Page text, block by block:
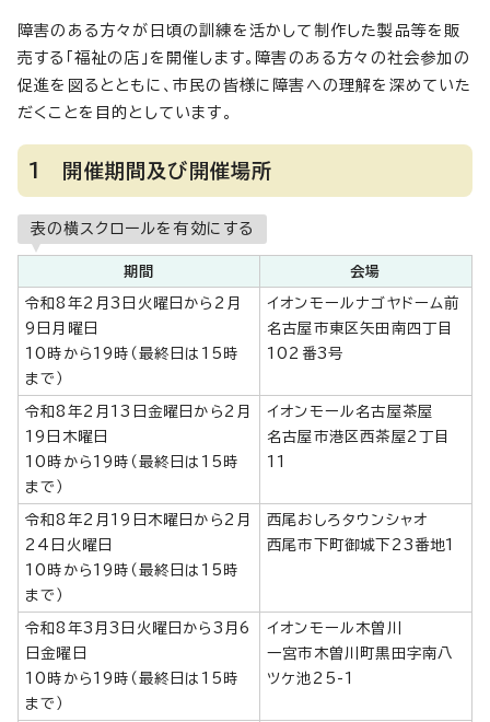
障害のある方々が日頃の訓練を活かして制作した製品等を販
売する「福祉の店」を開催します。障害のある方々の社会参加の
促進を図るとともに、市民の皆様に障害への理解を深めていた
だくことを目的としています。
1 開催期間及び開催場所
表の横スクロールを有効にする
期間 会場
令和8年2月3日火曜日から2月
9日月曜日
10時から19時（最終日は15時
まで）
イオンモールナゴヤドーム前
名古屋市東区矢田南四丁目
102番3号
令和8年2月13日金曜日から2月
19日木曜日
10時から19時（最終日は15時
まで）
イオンモール名古屋茶屋
名古屋市港区西茶屋2丁目
11
令和8年2月19日木曜日から2月
24日火曜日
10時から19時（最終日は15時
まで）
西尾おしろタウンシャオ
西尾市下町御城下23番地1
令和8年3月3日火曜日から3月6
日金曜日
10時から19時（最終日は15時
まで）
イオンモール木曽川
一宮市木曽川町黒田字南八
ツケ池25-1